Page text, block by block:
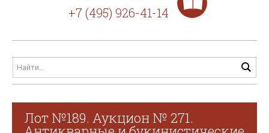
+7 (495) 926-41-14
Лот №189. Аукцион № 271.